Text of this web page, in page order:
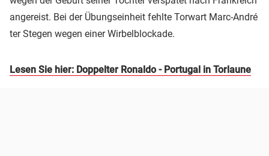
angereist. Bei der Übungseinheit fehlte Torwart Marc-André
ter Stegen wegen einer Wirbelblockade.
Lesen Sie hier: Doppelter Ronaldo - Portugal in Torlaune